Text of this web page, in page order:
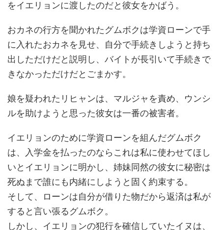
をイエリョンに渡したのだと彼女をかばう。
おカネの行方を聞かれたグムボクは学資ローンで手
に入れたおカネを見せ、自分で手続きしようと持ち
出しただけだと説明し、バイトが長引いて手続きで
きなかっただけだとごまかす。
娘を疑われたリヒャンは、マルジャを責め、ウンシ
ルを助けようと思った彼女は一番の被害者。
イエリョンのために学資ローンを組んだグムボク
は、入学金を払ったのならこれは私に使わせてほし
いとイエリョンに明かし、姉妹同然の彼女に秘密は
死ぬまで誰にも内緒にしようと固く約束する。
そして、ローンは自分が借りた物だから返済は私が
すると言い張るグムボク。
しかし、イエリョンの犯行を確信していたイヌは、